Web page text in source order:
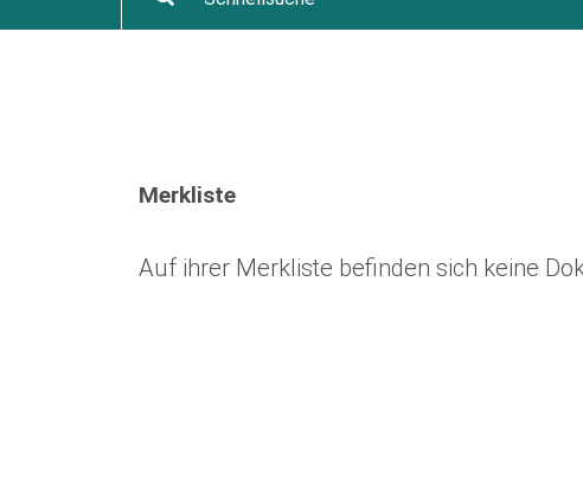
Merkliste
Auf ihrer Merkliste befinden sich keine